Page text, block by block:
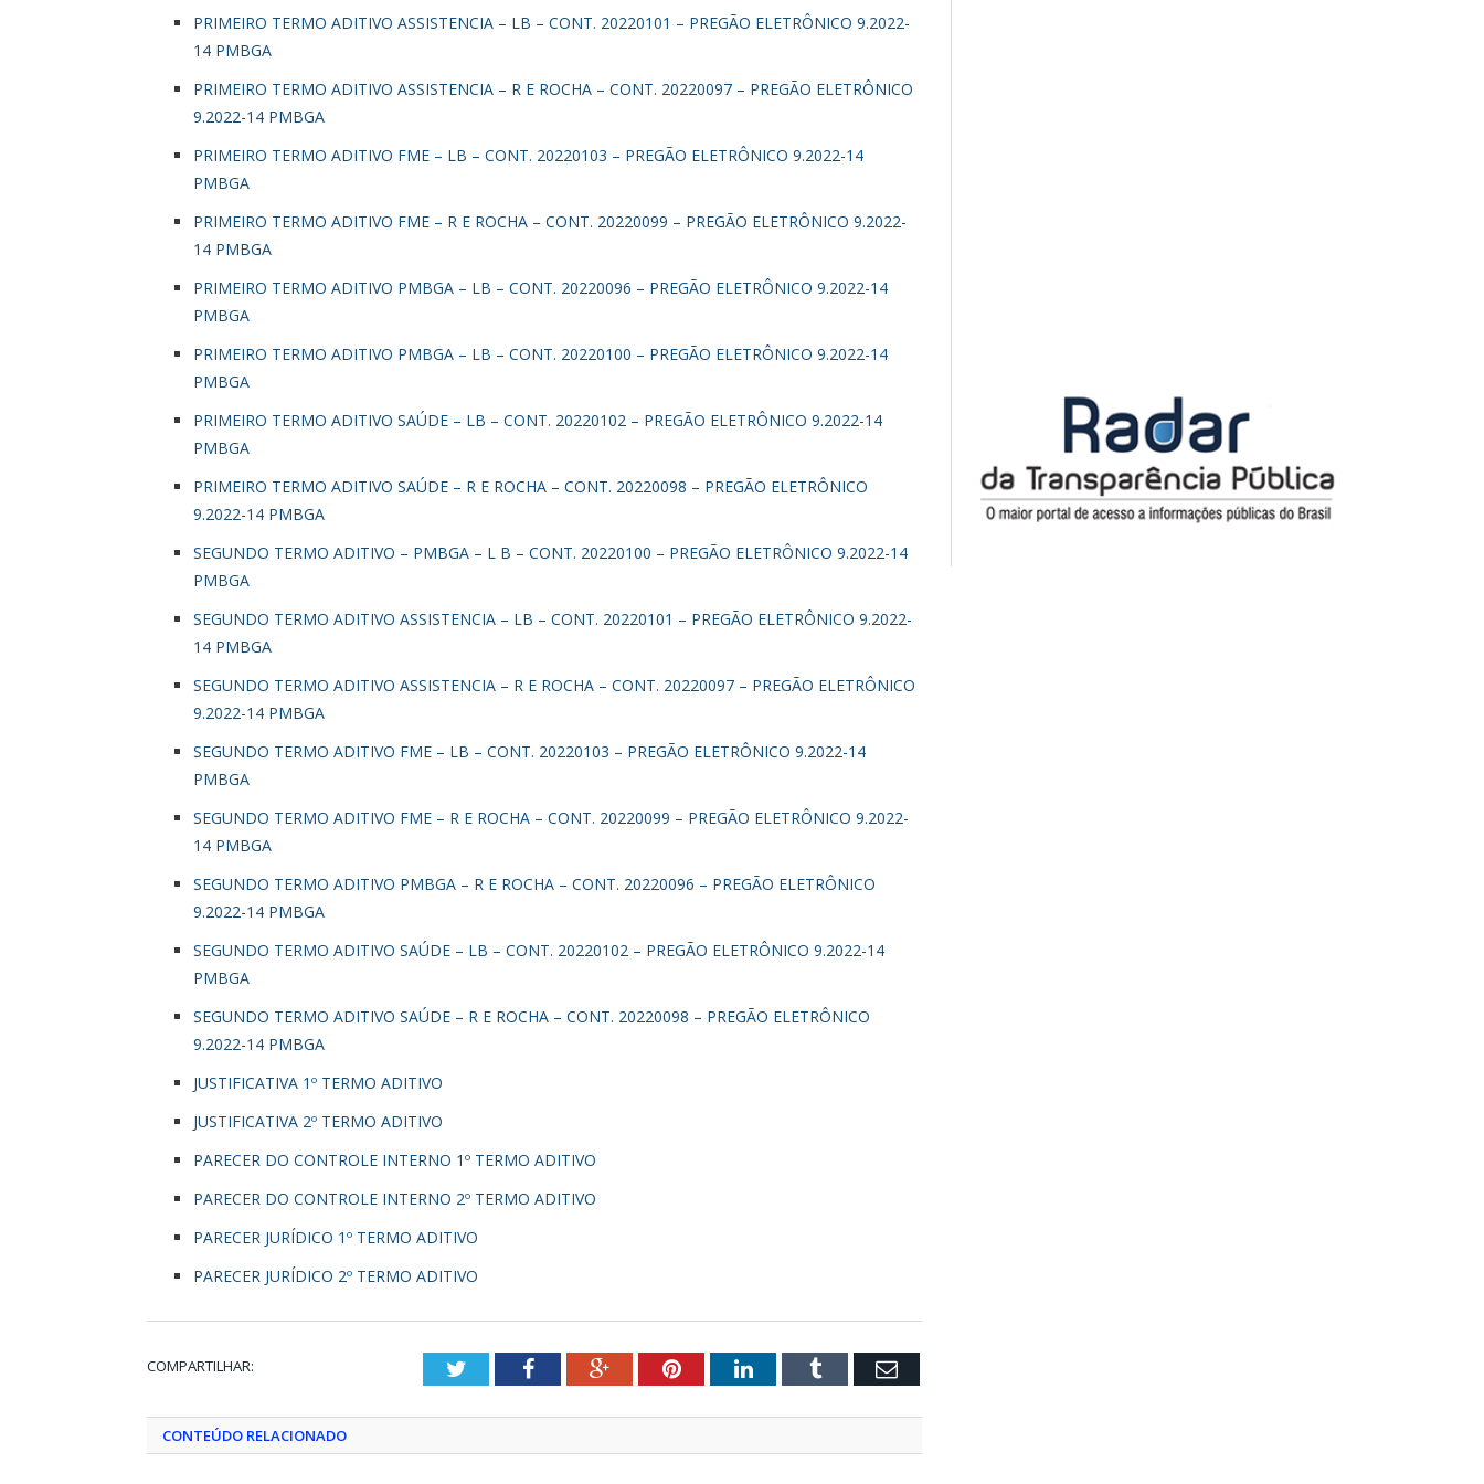
PRIMEIRO TERMO ADITIVO ASSISTENCIA – LB – CONT. 20220101 – PREGÃO ELETRÔNICO 9.2022-
14 PMBGA
PRIMEIRO TERMO ADITIVO ASSISTENCIA – R E ROCHA – CONT. 20220097 – PREGÃO ELETRÔNICO
9.2022-14 PMBGA
PRIMEIRO TERMO ADITIVO FME – LB – CONT. 20220103 – PREGÃO ELETRÔNICO 9.2022-14
PMBGA
PRIMEIRO TERMO ADITIVO FME – R E ROCHA – CONT. 20220099 – PREGÃO ELETRÔNICO 9.2022-
14 PMBGA
PRIMEIRO TERMO ADITIVO PMBGA – LB – CONT. 20220096 – PREGÃO ELETRÔNICO 9.2022-14
PMBGA
PRIMEIRO TERMO ADITIVO PMBGA – LB – CONT. 20220100 – PREGÃO ELETRÔNICO 9.2022-14
PMBGA
PRIMEIRO TERMO ADITIVO SAÚDE – LB – CONT. 20220102 – PREGÃO ELETRÔNICO 9.2022-14
PMBGA
PRIMEIRO TERMO ADITIVO SAÚDE – R E ROCHA – CONT. 20220098 – PREGÃO ELETRÔNICO
9.2022-14 PMBGA
SEGUNDO TERMO ADITIVO – PMBGA – L B – CONT. 20220100 – PREGÃO ELETRÔNICO 9.2022-14
PMBGA
SEGUNDO TERMO ADITIVO ASSISTENCIA – LB – CONT. 20220101 – PREGÃO ELETRÔNICO 9.2022-
14 PMBGA
SEGUNDO TERMO ADITIVO ASSISTENCIA – R E ROCHA – CONT. 20220097 – PREGÃO ELETRÔNICO
9.2022-14 PMBGA
SEGUNDO TERMO ADITIVO FME – LB – CONT. 20220103 – PREGÃO ELETRÔNICO 9.2022-14
PMBGA
SEGUNDO TERMO ADITIVO FME – R E ROCHA – CONT. 20220099 – PREGÃO ELETRÔNICO 9.2022-
14 PMBGA
SEGUNDO TERMO ADITIVO PMBGA – R E ROCHA – CONT. 20220096 – PREGÃO ELETRÔNICO
9.2022-14 PMBGA
SEGUNDO TERMO ADITIVO SAÚDE – LB – CONT. 20220102 – PREGÃO ELETRÔNICO 9.2022-14
PMBGA
SEGUNDO TERMO ADITIVO SAÚDE – R E ROCHA – CONT. 20220098 – PREGÃO ELETRÔNICO
9.2022-14 PMBGA
JUSTIFICATIVA 1º TERMO ADITIVO
JUSTIFICATIVA 2º TERMO ADITIVO
PARECER DO CONTROLE INTERNO 1º TERMO ADITIVO
PARECER DO CONTROLE INTERNO 2º TERMO ADITIVO
PARECER JURÍDICO 1º TERMO ADITIVO
PARECER JURÍDICO 2º TERMO ADITIVO
COMPARTILHAR: TwitterFacebookGoogle+PinterestLinkedInTumblr Email
CONTEÚDO RELACIONADO